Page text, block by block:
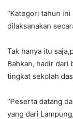
“Kategori tahun ini
dilaksanakan
Tak hanya itu
Bahkan, hadir dari
tingkat sekolah
“Peserta datang
yang dari